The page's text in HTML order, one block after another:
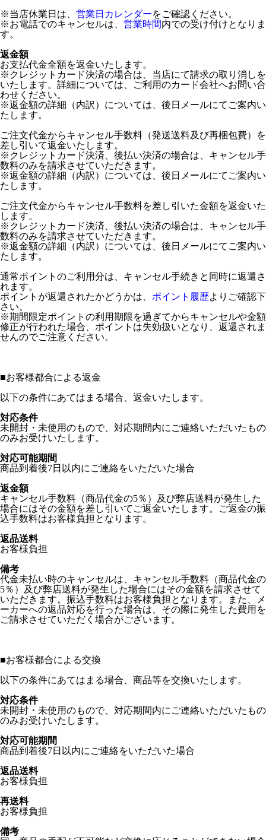
※当店休業日は、 営業日カレンダーをご確認ください。
※お電話でのキャンセルは、 営業時間内での受け付けとなりま
す。
返金額
お支払代金全額を返金いたします。
※クレジットカード決済の場合は、当店にて請求の取り消しを
いたします。詳細については、ご利用のカード会社へお問い合
わせください。
※返金額の詳細（内訳）については、後日メールにてご案内い
たします。
ご注文代金からキャンセル手数料（発送送料及び再梱包費）を
差し引いて返金いたします。
※クレジットカード決済、後払い決済の場合は、キャンセル手
数料のみを請求させていただきます。
※返金額の詳細（内訳）については、後日メールにてご案内い
たします。
ご注文代金からキャンセル手数料を差し引いた金額を返金いた
します。
※クレジットカード決済、後払い決済の場合は、キャンセル手
数料のみを請求させていただきます。
※返金額の詳細（内訳）については、後日メールにてご案内い
たします。
通常ポイントのご利用分は、キャンセル手続きと同時に返還さ
れます。
ポイントが返還されたかどうかは、 ポイント履歴よりご確認下
さい。
※期間限定ポイントの利用期限を過ぎてからキャンセルや金額
修正が行われた場合、ポイントは失効扱いとなり、返還されま
せんのでご注意ください。
■お客様都合による返金
以下の条件にあてはまる場合、返金いたします。
対応条件
未開封・未使用のもので、対応期間内にご連絡いただいたもの
のみお受けいたします。
対応可能期間
商品到着後7日以内にご連絡をいただいた場合
返金額
キャンセル手数料（商品代金の5％）及び弊店送料が発生した
場合にはその金額を差し引いてご返金いたします。ご返金の振
込手数料はお客様負担となります。
返品送料
お客様負担
備考
代金未払い時のキャンセルは、キャンセル手数料（商品代金の
5％）及び弊店送料が発生した場合にはその金額を請求させて
いただきます。振込手数料はお客様負担となります。また、メ
ーカーへの返品対応を行った場合は、その際に発生した費用を
ご請求させていただく場合がございます。
■お客様都合による交換
以下の条件にあてはまる場合、商品等を交換いたします。
対応条件
未開封・未使用のもので、対応期間内にご連絡いただいたもの
のみお受けいたします。
対応可能期間
商品到着後7日以内にご連絡をいただいた場合
返品送料
お客様負担
再送料
お客様負担
備考